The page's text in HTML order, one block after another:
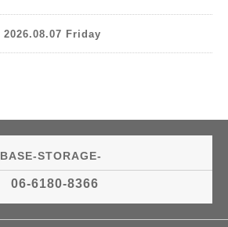
2026.08.07 Friday
BASE-STORAGE-
06-6180-8366